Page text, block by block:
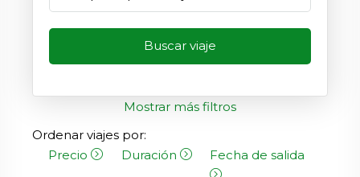
Mostrar más filtros
Ordenar viajes por:
Precio
Duración Fecha de salida